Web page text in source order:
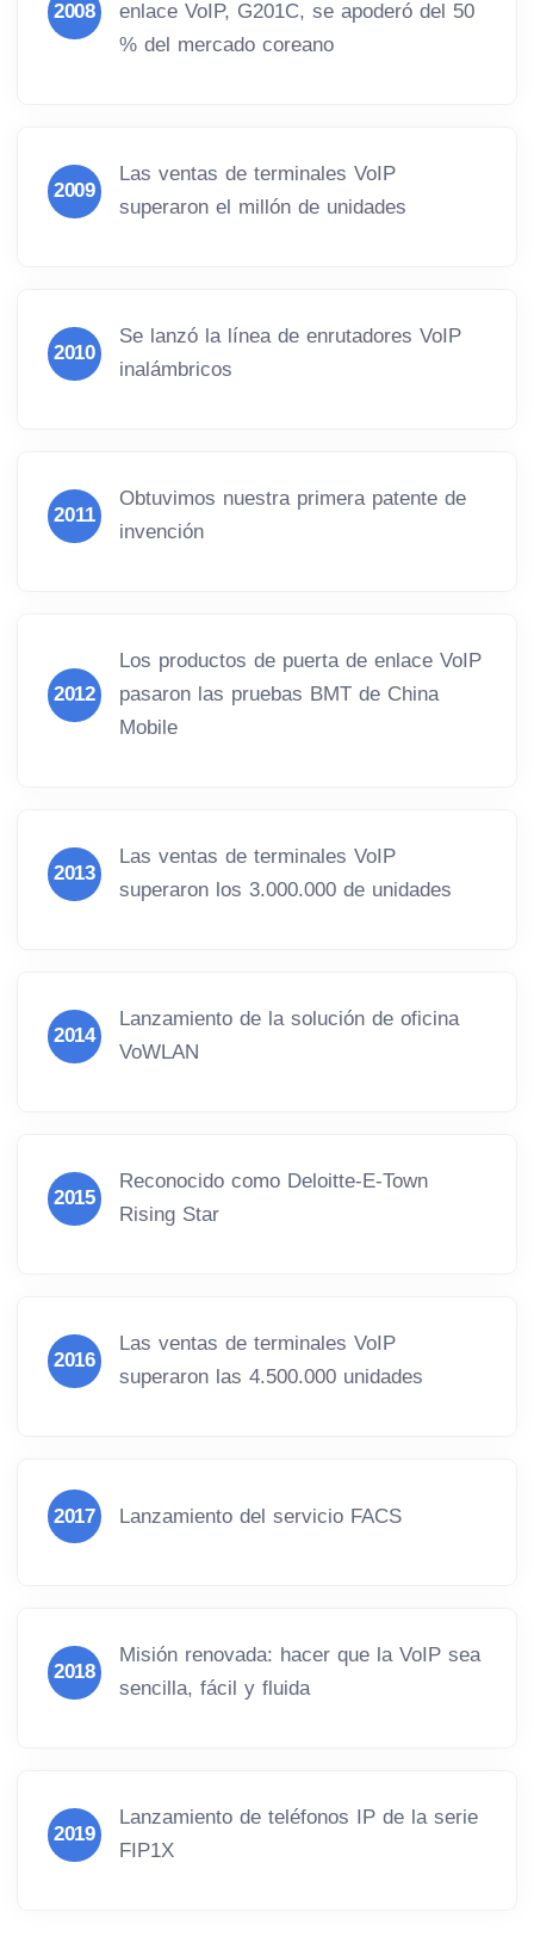
2008
enlace VoIP, G201C, se apoderó del 50
% del mercado coreano
2009
Las ventas de terminales VoIP
superaron el millón de unidades
2010
Se lanzó la lí­nea de enrutadores VoIP
inalámbricos
2011
Obtuvimos nuestra primera patente de
invención
2012
Los productos de puerta de enlace VoIP
pasaron las pruebas BMT de China
Mobile
2013
Las ventas de terminales VoIP
superaron los 3.000.000 de unidades
2014
Lanzamiento de la solución de oficina
VoWLAN
2015
Reconocido como Deloitte-E-Town
Rising Star
2016
Las ventas de terminales VoIP
superaron las 4.500.000 unidades
2017 Lanzamiento del servicio FACS
2018
Misión renovada: hacer que la VoIP sea
sencilla, fácil y fluida
2019
Lanzamiento de teléfonos IP de la serie
FIP1X